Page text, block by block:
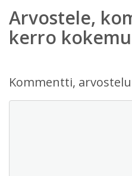
Arvostele,
kerro
Kommentti,